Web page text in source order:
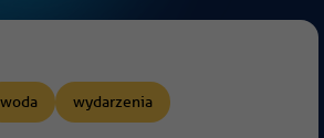
Feta
woda wydarzenia